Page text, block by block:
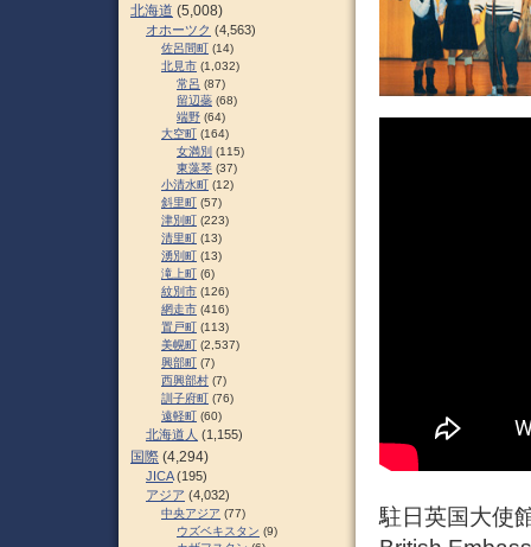
駐日英国大使
北海道 (5,008)
オホーツク (4,563)
佐呂間町 (14)
北見市 (1,032)
常呂 (87)
留辺蘂 (68)
端野 (64)
大空町 (164)
女満別 (115)
東藻琴 (37)
小清水町 (12)
斜里町 (57)
津別町 (223)
清里町 (13)
湧別町 (13)
滝上町 (6)
紋別市 (126)
網走市 (416)
置戸町 (113)
美幌町 (2,537)
興部町 (7)
西興部村 (7)
訓子府町 (76)
遠軽町 (60)
北海道人 (1,155)
国際 (4,294)
JICA(195)
アジア (4,032)
中央アジア (77)
ウズベキスタン (9)